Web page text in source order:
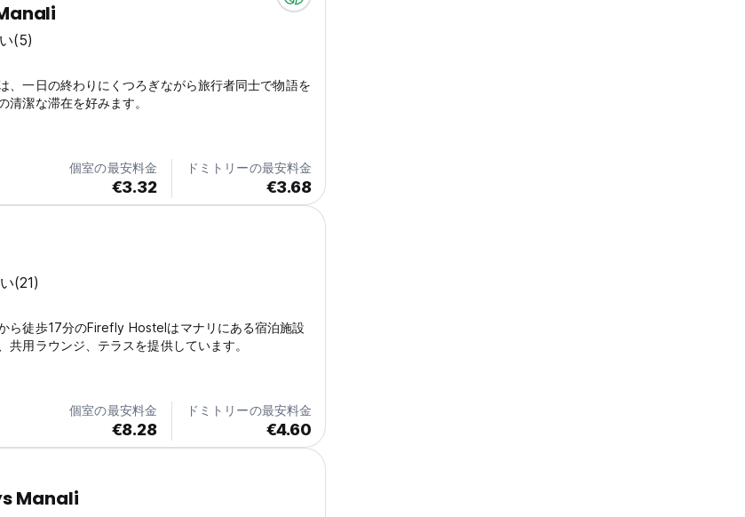
(5)
、一日の終わりにくつろぎながら旅行者同士で物語を
清潔な滞在を好みます。
個室の最安料金
€3.32
ドミトリーの最安料金
€3.68
(21)
ら徒歩17分のFirefly Hostelはマナリにある宿泊施設
共用ラウンジ、テラスを提供しています。
個室の最安料金
€8.28
ドミトリーの最安料金
€4.60
Manali